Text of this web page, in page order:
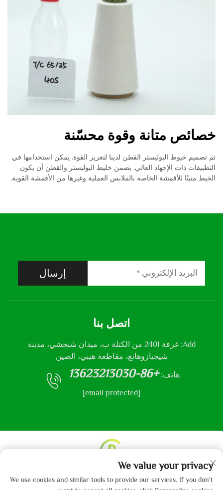
خصائص متانة وقوة محسّنة
تم تصميم خيوط البوليستر القطن لدينا لتعزيز القوة. يمكن استخدامها في
التطبيقات ذات الإجهاد العالي. يضمن خليط البوليستر والقطن أن يكون
الخيط متينًا للأقمشة الخاصة بالملابس العملية وغيرها من الأقمشة القوية.
إرسال
اتصل بنا
Add: غرفة 2401 من الكتلة ب، ميدان شنجشي، مدينة
شيجيازوهانغ، مقاطعة هيبي، الصين
هاتف: +86-13623213030
[email protected]
حقوق النشر © 2013-2024 من قبل شركة هيباي جايبو
We value your privacy
We use cookies and similar tools to provide our services. If you don't